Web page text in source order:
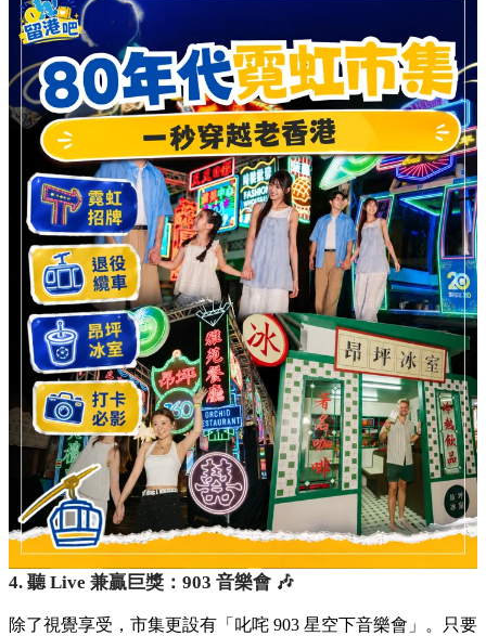
4. 聽 Live 兼贏巨獎：903 音樂會 🎶
除了視覺享受，市集更設有「叱咤 903 星空下音樂會」。只要